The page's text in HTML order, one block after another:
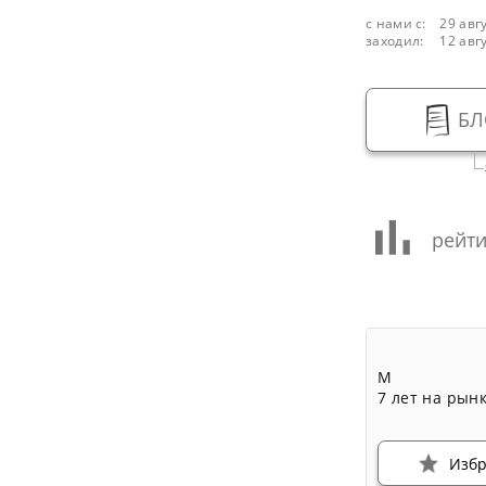
с нами с:
29
заходил:
12
М
7 лет на